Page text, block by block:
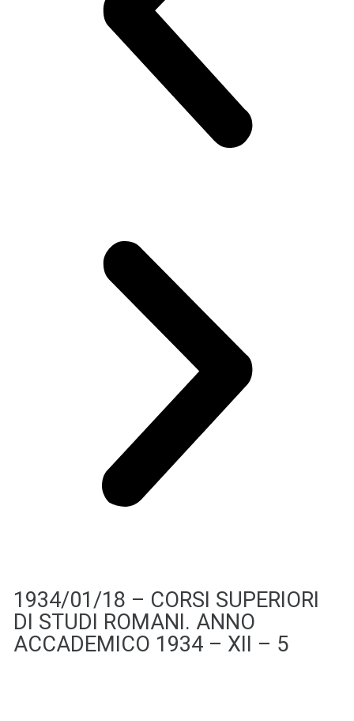
1934/01/18 – CORSI SUPERIORI
DI STUDI ROMANI. ANNO
ACCADEMICO 1934 – XII – 5